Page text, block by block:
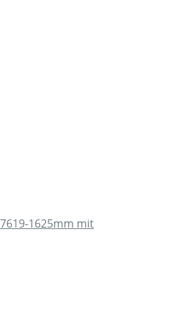
1625mm mit